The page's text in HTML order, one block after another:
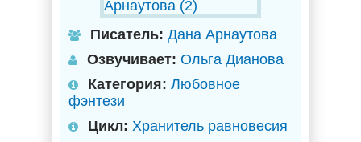
Писатель: Дана Арнаутова
Озвучивает: Ольга Дианова
Категория: Любовное
фэнтези
Цикл: Хранитель равновесия